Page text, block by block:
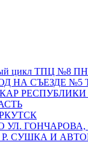
цикл ТПЦ №8
НА СЪЕЗДЕ
СУШКА И